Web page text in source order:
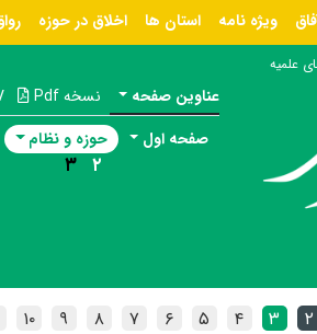
ویژه نامه استان ها اخلاق در حوزه
علمیه
عناوین صفحه نسخه Pdf /
صفحه اول حوزه و نظام
۲ ۳
۲ ۳ ۴ ۵ ۶ ۷ ۸ ۹ ۱۰